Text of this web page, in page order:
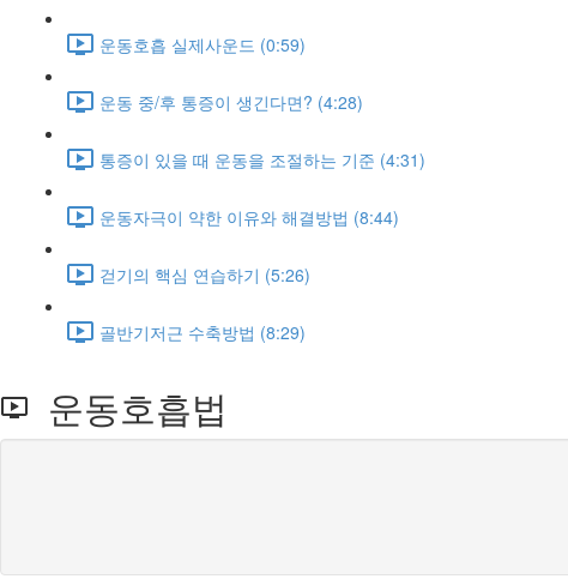
운동호흡 실제사운드 (0:59)
운동 중/후 통증이 생긴다면? (4:28)
통증이 있을 때 운동을 조절하는 기준 (4:31)
운동자극이 약한 이유와 해결방법 (8:44)
걷기의 핵심 연습하기 (5:26)
골반기저근 수축방법 (8:29)
운동호흡법